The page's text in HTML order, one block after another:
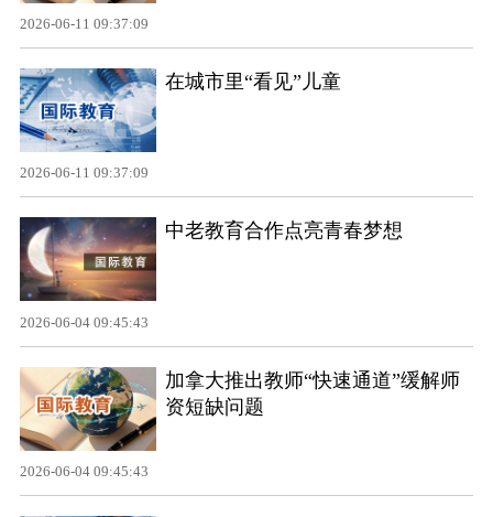
2026-06-11 09:37:09
在城市里“看见”儿童
2026-06-11 09:37:09
中老教育合作点亮青春梦想
2026-06-04 09:45:43
加拿大推出教师“快速通道”缓解师
资短缺问题
2026-06-04 09:45:43